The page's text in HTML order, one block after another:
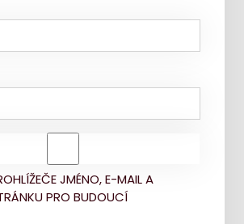
JMÉNO, E-MAIL A
PRO BUDOUCÍ